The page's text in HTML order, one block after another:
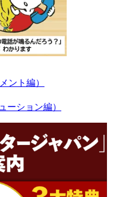
ント編）
ーション編）